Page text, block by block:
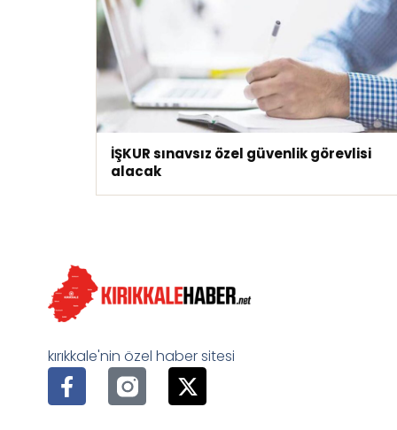
İŞKUR sınavsız özel güvenlik görevlisi
alacak
kırıkkale'nin özel haber sitesi